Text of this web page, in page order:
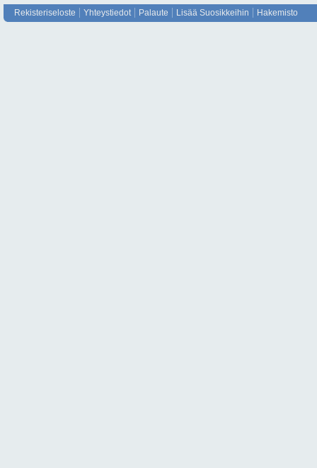
Rekisteriseloste Yhteystiedot Palaute Lisää Suosikkeihin Hakemisto